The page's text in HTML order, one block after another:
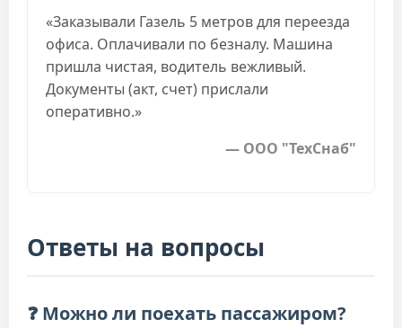
«Заказывали Газель 5 метров для переезда
офиса. Оплачивали по безналу. Машина
пришла чистая, водитель вежливый.
Документы (акт, счет) прислали
оперативно.»
— ООО "ТехСнаб"
Ответы на вопросы
❓ Можно ли поехать пассажиром?